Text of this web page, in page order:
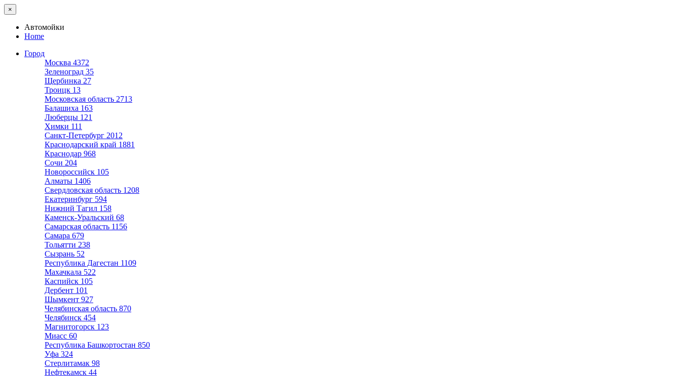
×
Автомойки
Home
Город
Москва 4372
Зеленоград 35
Щербинка 27
Троицк 13
Московская область 2713
Балашиха 163
Люберцы 121
Химки 111
Санкт-Петербург 2012
Краснодарский край 1881
Краснодар 968
Сочи 204
Новороссийск 105
Алматы 1406
Свердловская область 1208
Екатеринбург 594
Нижний Тагил 158
Каменск-Уральский 68
Самарская область 1156
Самара 679
Тольятти 238
Сызрань 52
Республика Дагестан 1109
Махачкала 522
Каспийск 105
Дербент 101
Шымкент 927
Челябинская область 870
Челябинск 454
Магнитогорск 123
Миасс 60
Республика Башкортостан 850
Уфа 324
Стерлитамак 98
Нефтекамск 44